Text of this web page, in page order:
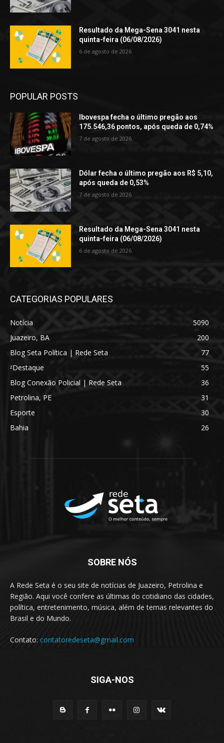
Resultado da Mega-Sena 3041 nesta
quinta-feira (06/08/2026)
6 de agosto de 2026
POPULAR POSTS
Ibovespa fecha o último pregão aos
175.546,36 pontos, após queda de 0,74%
7 de agosto de 2026
Dólar fecha o último pregão aos R$ 5,10,
após queda de 0,53%
7 de agosto de 2026
Resultado da Mega-Sena 3041 nesta
quinta-feira (06/08/2026)
6 de agosto de 2026
CATEGORIAS POPULARES
Notícia
5090
Juazeiro, BA
200
Blog Seta Política | Rede Seta
77
ᶻDestaque
55
Blog Conexão Policial | Rede Seta
36
Petrolina, PE
31
Esporte
30
Bahia
26
SOBRE NÓS
A Rede Seta é o seu site de notícias de Juazeiro, Petrolina e
Região. Aqui você confere as últimas do cotidiano das cidades,
política, entretenimento, música, além de temas relevantes do
Brasil e do Mundo.
Contato: contatoredeseta@gmail.com
SIGA-NOS